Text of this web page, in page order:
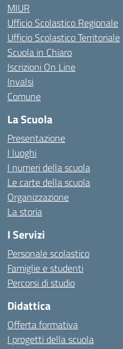
MIUR
Ufficio Scolastico Regionale
Ufficio Scolastico Territoriale
Scuola in Chiaro
Iscrizioni On Line
Invalsi
Comune
La Scuola
Presentazione
I luoghi
I numeri della scuola
Le carte della scuola
Organizzazione
La storia
I Servizi
Personale scolastico
Famiglie e studenti
Percorsi di studio
Didattica
Offerta formativa
I progetti della scuola